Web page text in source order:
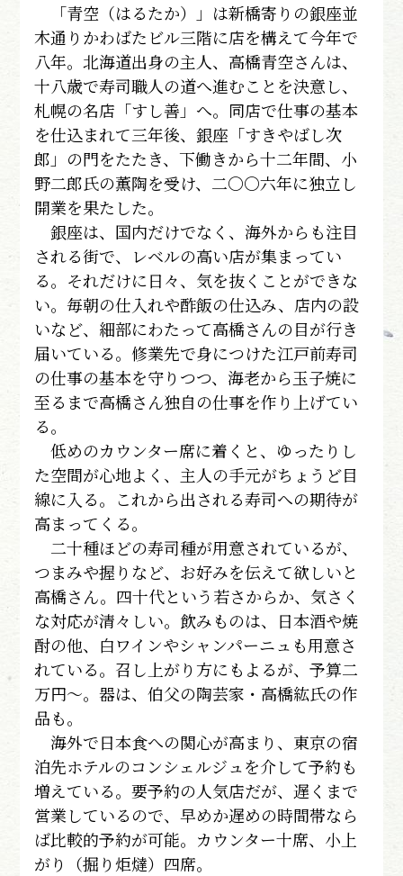
「青空（はるたか）」は新橋寄りの銀座並
木通りかわばたビル三階に店を構えて今年で
八年。北海道出身の主人、高橋青空さんは、
十八歳で寿司職人の道へ進むことを決意し、
札幌の名店「すし善」へ。同店で仕事の基本
を仕込まれて三年後、銀座「すきやばし次
郎」の門をたたき、下働きから十二年間、小
野二郎氏の薫陶を受け、二〇〇六年に独立し
開業を果たした。
銀座は、国内だけでなく、海外からも注目
される街で、レベルの高い店が集まってい
る。それだけに日々、気を抜くことができな
い。毎朝の仕入れや酢飯の仕込み、店内の設
いなど、細部にわたって高橋さんの目が行き
届いている。修業先で身につけた江戸前寿司
の仕事の基本を守りつつ、海老から玉子焼に
至るまで高橋さん独自の仕事を作り上げてい
る。
低めのカウンター席に着くと、ゆったりし
た空間が心地よく、主人の手元がちょうど目
線に入る。これから出される寿司への期待が
高まってくる。
二十種ほどの寿司種が用意されているが、
つまみや握りなど、お好みを伝えて欲しいと
高橋さん。四十代という若さからか、気さく
な対応が清々しい。飲みものは、日本酒や焼
酎の他、白ワインやシャンパーニュも用意さ
れている。召し上がり方にもよるが、予算二
万円～。器は、伯父の陶芸家・高橋紘氏の作
品も。
海外で日本食への関心が高まり、東京の宿
泊先ホテルのコンシェルジュを介して予約も
増えている。要予約の人気店だが、遅くまで
営業しているので、早めか遅めの時間帯なら
ば比較的予約が可能。カウンター十席、小上
がり（掘り炬燵）四席。